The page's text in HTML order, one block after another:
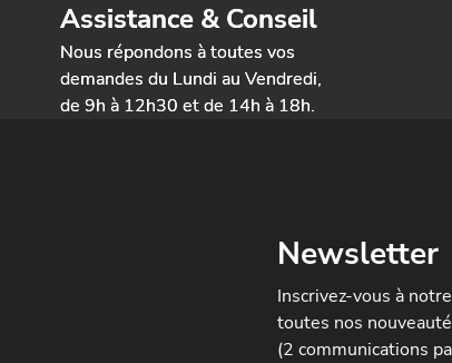
Assistance & Conseil
Nous répondons à toutes vos
demandes du Lundi au Vendredi,
de 9h à 12h30 et de 14h à 18h.
Newsletter
Inscrivez-vous à
toutes nos
(2 communications